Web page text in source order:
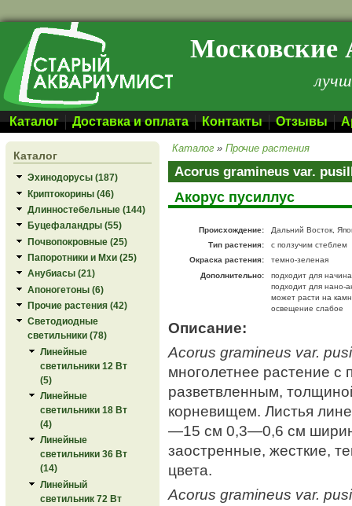
Перейти к основному содержанию Московские
Каталог Доставка и оплата Контакты Отзывы
Каталог
Эхинодорусы (187)
Криптокорины (46)
Длинностебельные (144)
Буцефаландры (55)
Почвопокровные (25)
Папоротники и Мхи (25)
Анубиасы (21)
Апоногетоны (6)
Прочие растения (42)
Светодиодные
светильники (78)
Линейные
светильники 12 Вт
(5)
Линейные
светильники 18 Вт
(4)
Линейные
светильники 36 Вт
(14)
Линейный
светильник 72 Вт
Каталог »Прочие растения
Acorus gramineus var.
Акорус пусиллус
Происхождение:
Дальний Восток,
Тип растения:
с ползучим стеблем
Окраска растения:
темно-зеленая
Дополнительно:
подходит для
подходит для нано-
может расти на
освещение слабое
Описание:
Acorus gramineus var.
многолетнее растение с
разветвленным,
корневищем. Листья
—15 см 0,3—0,6 см
заостренные, жесткие,
цвета.
Acorus gramineus var.